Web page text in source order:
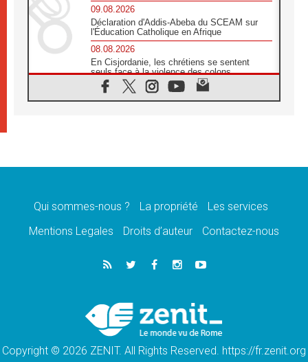
09.08.2026
Déclaration d'Addis-Abeba du SCEAM sur
l'Éducation Catholique en Afrique
08.08.2026
En Cisjordanie, les chrétiens se sentent
seuls face à la violence des colons
08.08.2026
Léon XIV au sanctuaire de Notre Dame du
08.08.2026
08.08.2026
catholiques
Au Bangladesh, l'Église accompagne les
Dalits sur le chemin de la dignité
Philippines: le vicariat apostolique de
Calapan devient un diocèse
Qui sommes-nous ? La propriété
Les services
Mentions Legales
Droits d’auteur Contactez-nous
Copyright © 2026 ZENIT. All Rights Reserved. https://fr.zenit.org